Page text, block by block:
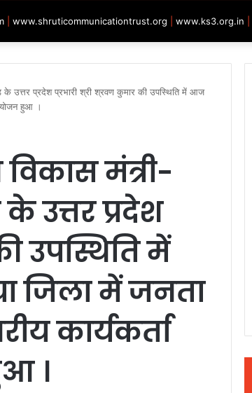
www.shruticommunicationtrust.org www.ks3.org.in
उत्तर प्रदेश प्रभारी श्री श्रवण कुमार की उपस्थिति में आज
हुआ ।
मंत्री-
उत्तर प्रदेश
उपस्थिति में
जिला में जनता
कार्यकर्ता
।